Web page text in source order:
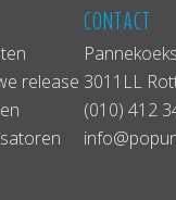
release
CONTACT
3011LL
(010) 412